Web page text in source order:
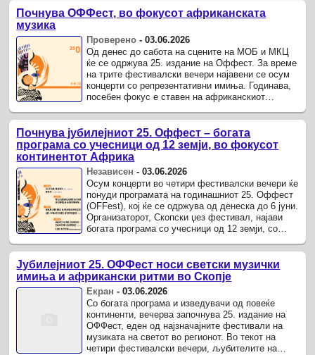
Почнува ОФФест, во фокусот африканската
музика
Проверено -03.06.2026
Од денес до сабота на сцените на МОБ и МКЦ
ќе се одржува 25. издание на Оффест. За време
на трите фестивалски вечери најавени се осум
концерти со репрезентативни имиња. Годинава,
посебен фокус е ставен на африканскиот
Почнува јубилејниот 25. Оффест – богата
програма со учесници од 12 земји, во фокусот
континентот Африка
Независен -03.06.2026
Осум концерти во четири фестивалски вечери ќе
понуди програмата на годинашниот 25. Оффест
(OFFest), кој ќе се одржува од денеска до 6 јуни.
Организаторот, Скопски џез фестивал, најави
богата програма со учесници од 12 земји, со
Јубилејниот 25. ОФФест носи светски музички
имиња и африкански ритми во Скопје
Екран -03.06.2026
Со богата програма и изведувачи од повеќе
континенти, вечерва започнува 25. издание на
ОФФест, еден од најзначајните фестивали на
музиката на светот во регионот. Во текот на
четири фестивалски вечери, љубителите на